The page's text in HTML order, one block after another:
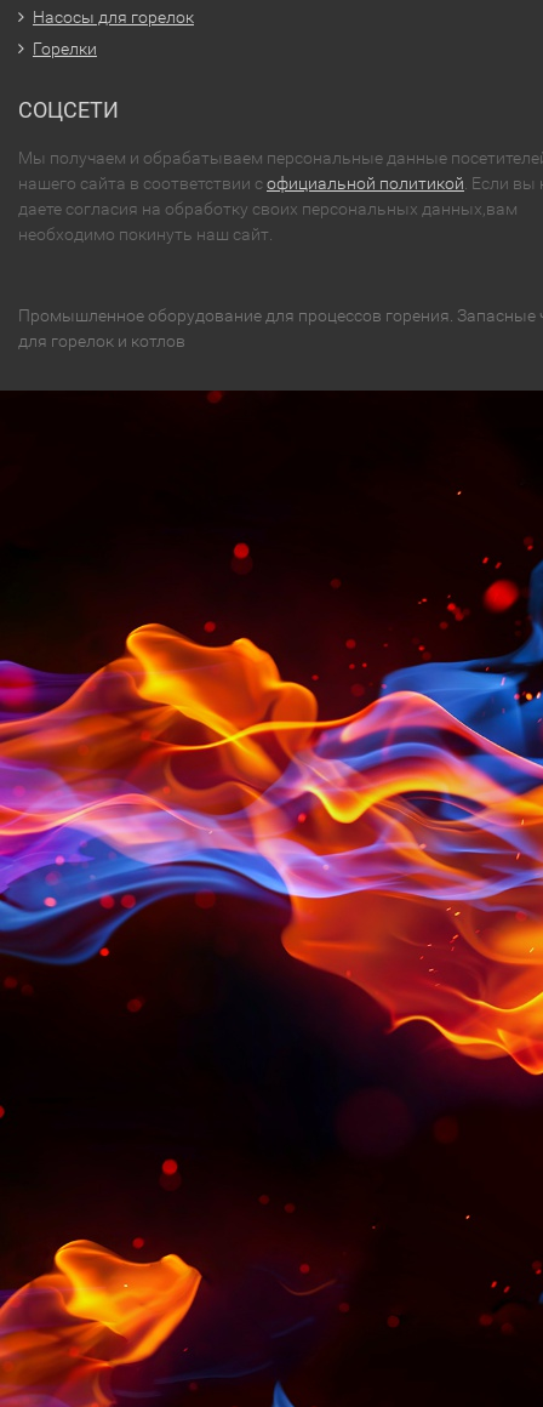
Насосы для горелок
Горелки
СОЦСЕТИ
Мы получаем и обрабатываем персональные данные
нашего сайта в соответствии софициальной политикой . Если вы
даете согласия на обработку своих персональных данных,вам
необходимо покинуть наш сайт.
Промышленное оборудование для процессов горения. Запасные
для горелок и котлов